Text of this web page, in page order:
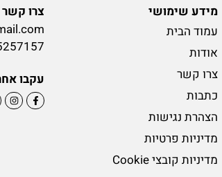
מידע שימושי
עמוד הבית
אודות
צרו קשר
כתבות
הצהרת נגישות
מדיניות פרטיות
מדיניות קובצי Cookie
צרו קשר
עקבו